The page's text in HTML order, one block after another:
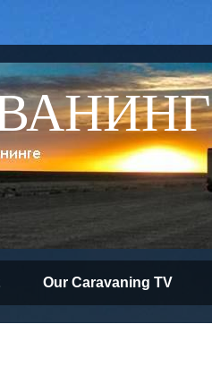
Our Caravaning TV